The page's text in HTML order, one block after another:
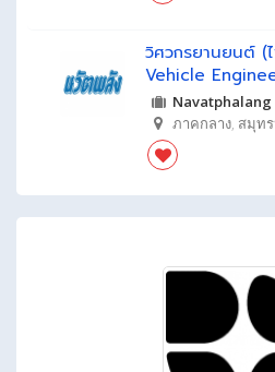
วิศวกรยานยนต์
Vehicle
Navatphalang
ภาคกลาง, สมุท